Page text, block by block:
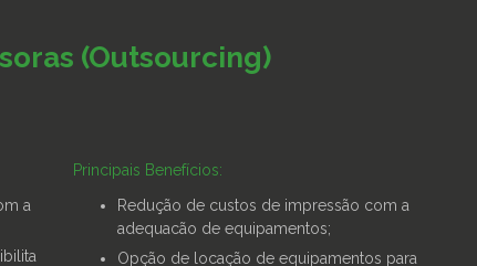
(Outsourcing)
a
Principais Benefícios:
Redução de custos de impressão com a
adequacão de equipamentos;
Opção de locação de equipamentos para